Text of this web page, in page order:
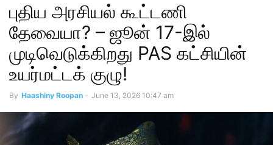
புதிய அரசியல் கூட்டணி
தேவையா? – ஜூன் 17-இல்
முடிவெடுக்கிறது PAS கட்சியின்
உயர்மட்டக் குழு!
By Haashiny Roopan - June 13, 2026 10:47 am